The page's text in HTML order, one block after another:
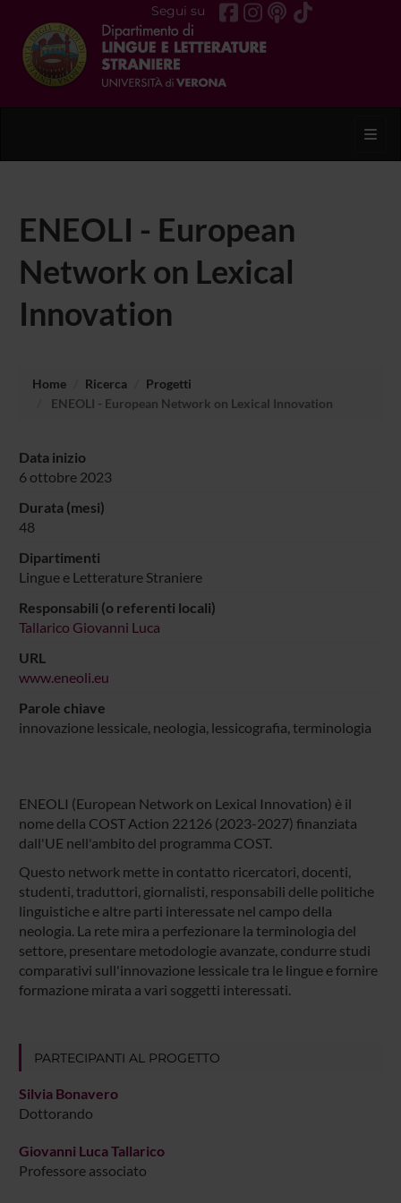
Segui su
ENEOLI - European
Network on Lexical
Innovation
Home Ricerca
Progetti
ENEOLI - European Network on Lexical Innovation
Data inizio
6 ottobre 2023
Durata (mesi)
48
Dipartimenti
Lingue e Letterature Straniere
Responsabili (o referenti locali)
Tallarico Giovanni Luca
URL
www.eneoli.eu
Parole chiave
innovazione lessicale, neologia, lessicografia, terminologia
ENEOLI (European Network on Lexical Innovation) è il
nome della COST Action 22126 (2023-2027) finanziata
dall'UE nell'ambito del programma COST.
Questo network mette in contatto ricercatori, docenti,
studenti, traduttori, giornalisti, responsabili delle politiche
linguistiche e altre parti interessate nel campo della
neologia. La rete mira a perfezionare la terminologia del
settore, presentare metodologie avanzate, condurre studi
comparativi sull'innovazione lessicale tra le lingue e fornire
formazione mirata a vari soggetti interessati.
PARTECIPANTI AL PROGETTO
Silvia Bonavero
Dottorando
Giovanni Luca Tallarico
Professore associato